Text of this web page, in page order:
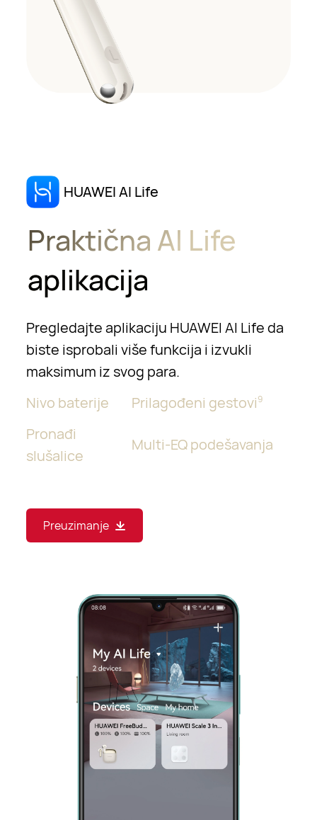
HUAWEI AI Life
Praktična AI Life
aplikacija
Pregledajte aplikaciju HUAWEI AI Life da
biste isprobali više funkcija i izvukli
maksimum iz svog para.
Nivo baterije
Prilagođeni gestovi9
Pronađi
slušalice
Multi-EQ podešavanja
Preuzimanje